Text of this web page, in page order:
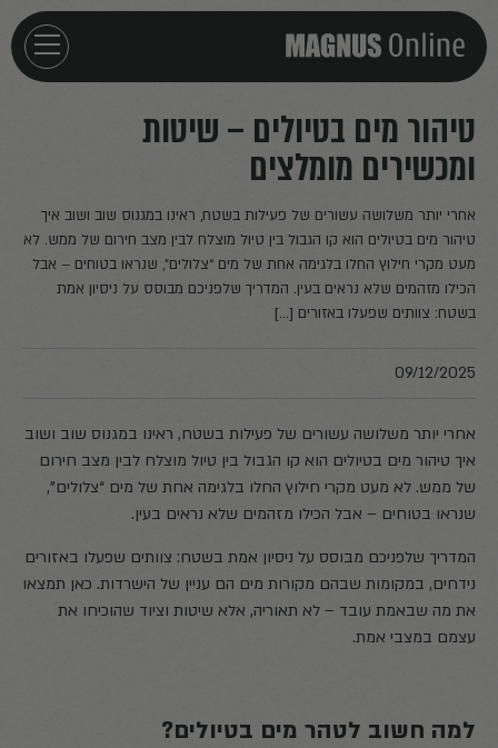
חזרה לדף הבית
אירועים
מאמרים
פודקאסטים
טיהור מים בטיולים – שיטות
ומכשירים מומלצים
אחרי יותר משלושה עשורים של פעילות בשטח, ראינו במגנוס שוב ושוב איך
טיהור מים בטיולים הוא קו הגבול בין טיול מוצלח לבין מצב חירום של ממש. לא
מעט מקרי חילוץ החלו בלגימה אחת של מים “צלולים”, שנראו בטוחים – אבל
הכילו מזהמים שלא נראים בעין. המדריך שלפניכם מבוסס על ניסיון אמת
בשטח: צוותים שפעלו באזורים […]
09/12/2025
אחרי יותר משלושה עשורים של פעילות בשטח, ראינו במגנוס שוב ושוב
איך טיהור מים בטיולים הוא קו הגבול בין טיול מוצלח לבין מצב חירום
של ממש. לא מעט מקרי חילוץ החלו בלגימה אחת של מים “צלולים”,
שנראו בטוחים – אבל הכילו מזהמים שלא נראים בעין.
המדריך שלפניכם מבוסס על ניסיון אמת בשטח: צוותים שפעלו באזורים
נידחים, במקומות שבהם מקורות מים הם עניין של הישרדות. כאן תמצאו
את מה שבאמת עובד – לא תאוריה, אלא שיטות וציוד שהוכיחו את
עצמם במצבי אמת.
למה חשוב לטהר מים בטיולים?